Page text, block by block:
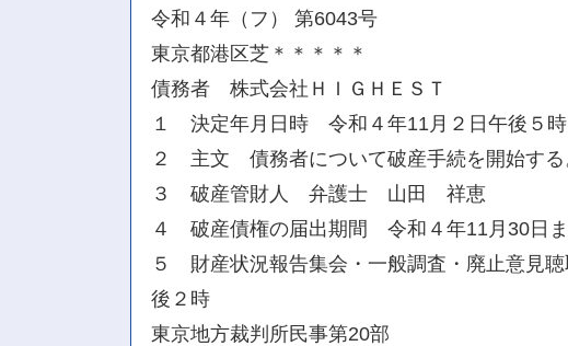
令和４年（フ） 第6043号
東京都港区芝＊＊＊＊＊
債務者 株式会社ＨＩＧＨＥＳＴ
１ 決定年月日時 令和４年11月２日午後５時
２ 主文 債務者について破産手続を開始する
３ 破産管財人 弁護士 山田 祥恵
４ 破産債権の届出期間 令和４年11月30日
５ 財産状況報告集会・一般調査・廃止意見
後２時
東京地方裁判所民事第20部